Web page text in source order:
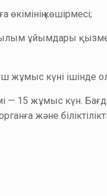
көшірмесі;
ұйымдары
жұмыс күні ішінде
— 15 жұмыс күн.
және